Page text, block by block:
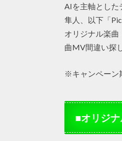
AIを主軸とした
隼人、以下「
オリジナル楽
曲MV間違い探
※キャンペー
■オリジ